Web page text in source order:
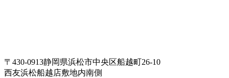
〒430-0913静岡県浜松市中央区船越町26-10
西友浜松船越店敷地内南側